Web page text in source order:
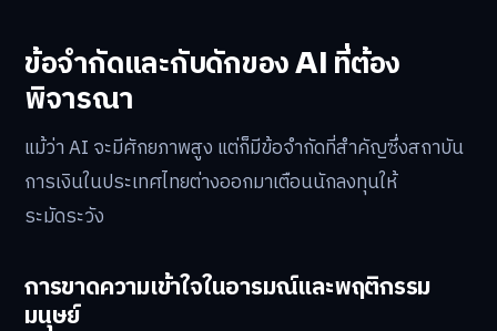
ข้อจำกัดและกับดักของ AI ที่ต้อง
พิจารณา
แม้ว่า AI จะมีศักยภาพสูง แต่ก็มีข้อจำกัดที่สำคัญซึ่งสถาบัน
การเงินในประเทศไทยต่างออกมาเตือนนักลงทุนให้
ระมัดระวัง
การขาดความเข้าใจในอารมณ์และพฤติกรรม
มนุษย์